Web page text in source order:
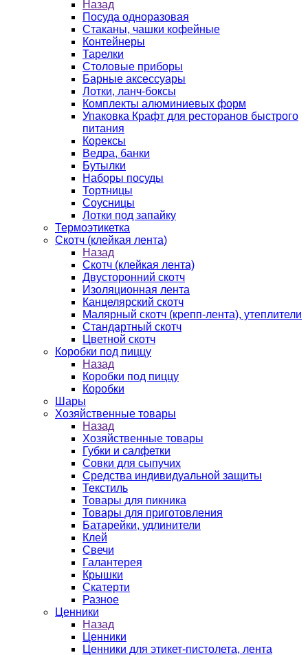
Назад
Посуда одноразовая
Стаканы, чашки кофейные
Контейнеры
Тарелки
Столовые приборы
Барные аксессуары
Лотки, ланч-боксы
Комплекты алюминиевых форм
Упаковка Крафт для ресторанов быстрого
питания
Корексы
Ведра, банки
Бутылки
Наборы посуды
Тортницы
Соусницы
Лотки под запайку
Термоэтикетка
Скотч (клейкая лента)
Назад
Скотч (клейкая лента)
Двусторонний скотч
Изоляционная лента
Канцелярский скотч
Малярный скотч (крепп-лента), утеплители
Стандартный скотч
Цветной скотч
Коробки под пиццу
Назад
Коробки под пиццу
Коробки
Шары
Хозяйственные товары
Назад
Хозяйственные товары
Губки и салфетки
Совки для сыпучих
Средства индивидуальной защиты
Текстиль
Товары для пикника
Товары для приготовления
Батарейки, удлинители
Клей
Свечи
Галантерея
Крышки
Скатерти
Разное
Ценники
Назад
Ценники
Ценники для этикет-пистолета, лента